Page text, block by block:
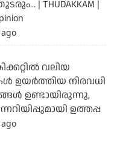
| THUDAKKAM |
വലിയ
ഉയര്‍ത്തിയ നിരവധി
ഉണ്ടായിരുന്നു,
ഉത്തപ്പ